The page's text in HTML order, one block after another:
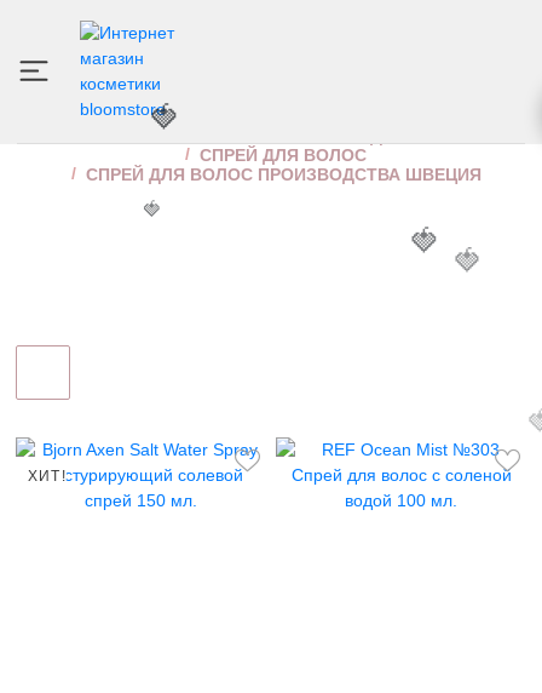
СПРЕЙ ДЛЯ ВОЛОС ПРОИЗВОДСТВА ШВЕЦИЯ
ИНТЕРНЕТ МАГАЗИН КОСМЕТИКИ
СПРЕЙ ДЛЯ ВОЛОС
СПРЕЙ ДЛЯ ВОЛОС ПРОИЗВОДСТВА ШВЕЦИЯ
ХИТ!
🍓
🍓
🍓